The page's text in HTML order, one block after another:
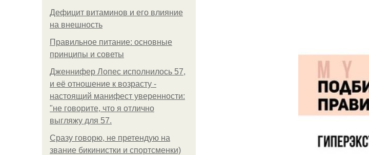
Дефицит витаминов и его влияние
на внешность
Правильное питание: основные
принципы и советы
Дженнифер Лопес исполнилось 57,
и её отношение к возрасту -
настоящий манифест уверенности:
"не говорите, что я отлично
выгляжу для 57.
Сразу говорю, не претендую на
звание бикинистки и спортсменки)